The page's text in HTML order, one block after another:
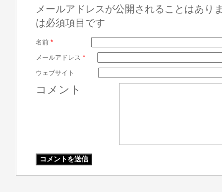
メールアドレスが公開されることはあり
は必須項目です
名前 *
メールアドレス *
ウェブサイト
コメント